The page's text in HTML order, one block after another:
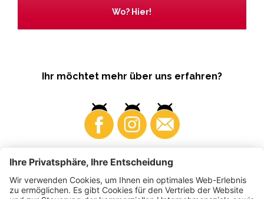
Wo? Hier!
Ihr möchtet mehr über uns erfahren?
Business Produzenten